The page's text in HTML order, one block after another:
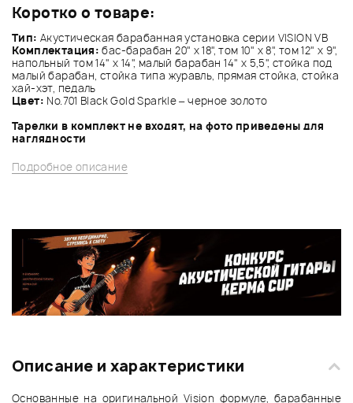
Коротко о товаре:
Тип: Акустическая барабанная установка серии VISION VB
Комплектация:бас-барабан 20" x 18", том 10" x 8", том 12" x 9",
напольный том 14" x 14", малый барабан 14" x 5,5", стойка под
малый барабан, стойка типа журавль, прямая стойка, стойка
хай-хэт, педаль
Цвет: No.701 Black Gold Sparkle – черное золото
Тарелки в комплект не входят, на фото приведены для
наглядности
Подробное описание
Описание и характеристики
Основанные на оригинальной Vision формуле, барабанные